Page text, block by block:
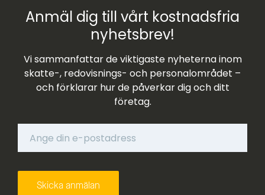
Anmäl dig till vårt kostnadsfria
nyhetsbrev!
Vi sammanfattar de viktigaste nyheterna inom
skatte-, redovisnings- och personalområdet –
och förklarar hur de påverkar dig och ditt
företag.